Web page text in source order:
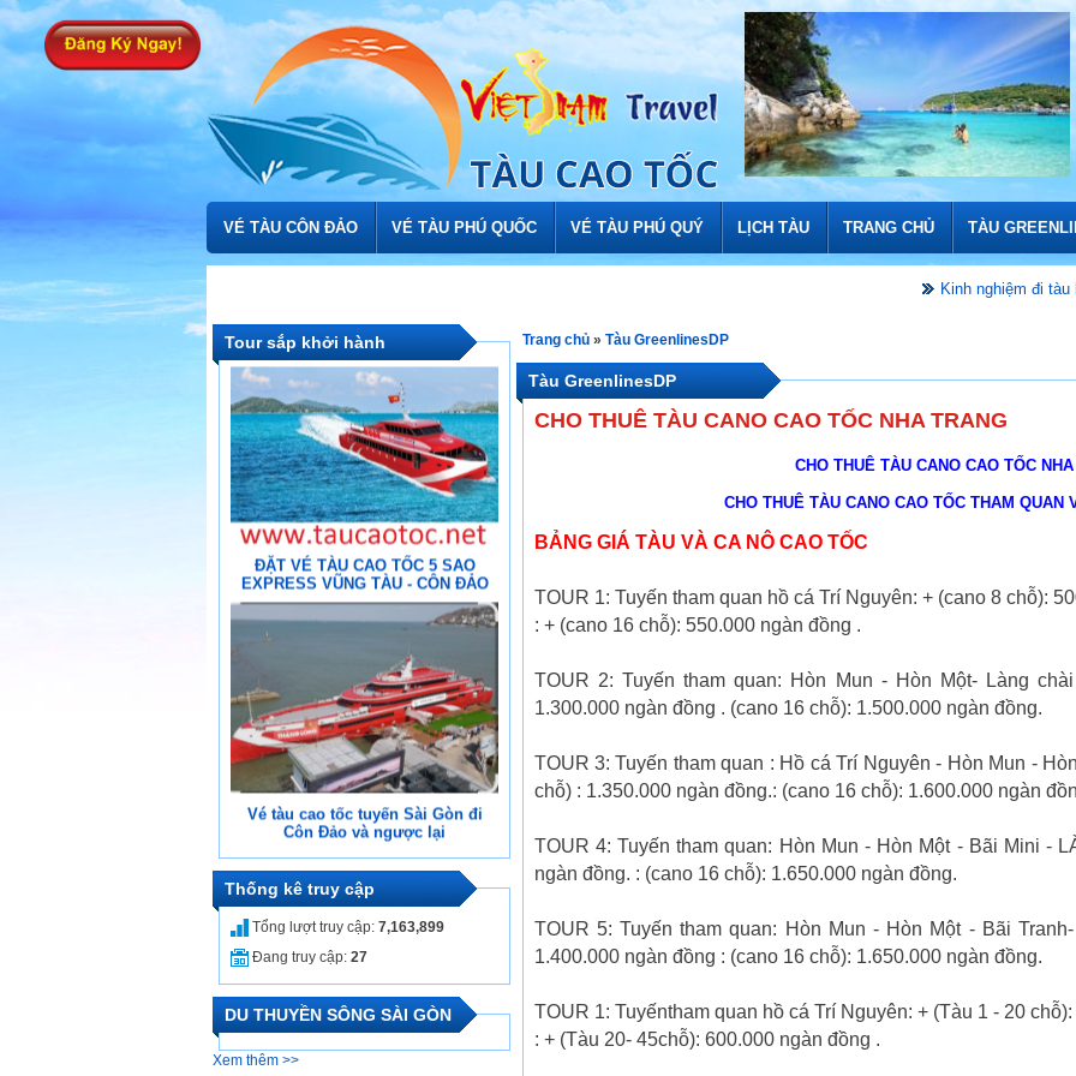
VÉ TÀU CÔN ĐẢO VÉ TÀU PHÚ QUỐC VÉ TÀU PHÚ QUÝ LỊCH TÀU TRANG CHỦ TÀU
Kinh nghiệm đi tàu bí quyết
Trang chủ» Tàu GreenlinesDP
Tàu GreenlinesDP
CHO THUÊ TÀU CANO CAO TỐC NHA TRANG
CHO THUÊ TÀU CANO CAO TỐC
CHO THUÊ TÀU CANO CAO TỐC THAM QUAN
BẢNG GIÁ TÀU VÀ CA NÔ CAO TỐC
TOUR 1: Tuyến tham quan hồ cá Trí Nguyên: + (cano 8 chỗ):
: + (cano 16 chỗ): 550.000 ngàn đồng .
TOUR 2: Tuyến tham quan: Hòn Mun - Hòn Một- Làng
1.300.000 ngàn đồng . (cano 16 chỗ): 1.500.000 ngàn đồng.
TOUR 3: Tuyến tham quan : Hồ cá Trí Nguyên - Hòn Mun -
chỗ) : 1.350.000 ngàn đồng.: (cano 16 chỗ): 1.600.000 ngàn
TOUR 4: Tuyến tham quan: Hòn Mun - Hòn Một - Bãi Mini -
ngàn đồng. : (cano 16 chỗ): 1.650.000 ngàn đồng.
TOUR 5: Tuyến tham quan: Hòn Mun - Hòn Một - Bãi
1.400.000 ngàn đồng : (cano 16 chỗ): 1.650.000 ngàn đồng.
TOUR 1: Tuyếntham quan hồ cá Trí Nguyên: + (Tàu 1 - 20
: + (Tàu 20- 45chỗ): 600.000 ngàn đồng .
Tour sắp khởi hành
Vé tàu cao tốc tuyến Sài Gòn đi
Côn Đảo và ngược lại
Tàu Cao Tốc Hạng Sang Vũng Tàu
– Côn Đảo
ĐẶT VÉ TÀU CAO TỐC 5 SAO
EXPRESS VŨNG TÀU - CÔN ĐẢO
Vé tàu cao tốc tuyến Sài Gòn đi
Côn Đảo và ngược lại
Tàu Cao Tốc Hạng Sang Vũng Tàu
Thống kê truy cập
Tổng lượt truy cập: 7,163,899
Đang truy cập: 27
DU THUYỀN SÔNG SÀI GÒN
Xem thêm >>